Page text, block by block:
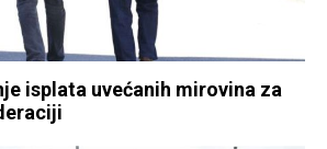
isplata uvećanih mirovina za